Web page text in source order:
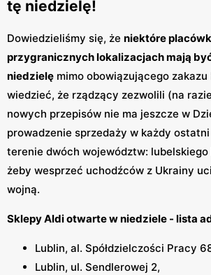
tę niedzielę!
Dowiedzieliśmy się, że niektóre
przygranicznych lokalizacjach mają
niedzielę mimo obowiązującego zakazu
wiedzieć, że rządzący zezwolili (na
nowych przepisów nie ma jeszcze w
prowadzenie sprzedaży w każdy
terenie dwóch województw:
żeby wesprzeć uchodźców z Ukrainy
wojną.
Sklepy Aldi otwarte w niedziele - lista
Lublin, al. Spółdzielczości Pracy
Lublin, ul.